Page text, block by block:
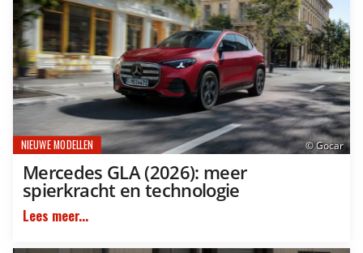
© Gocar
NIEUWE MODELLEN
Mercedes GLA (2026): meer
spierkracht en technologie
Lees meer...